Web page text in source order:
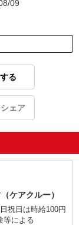
09
る
ェア
ケアクルー）
等による